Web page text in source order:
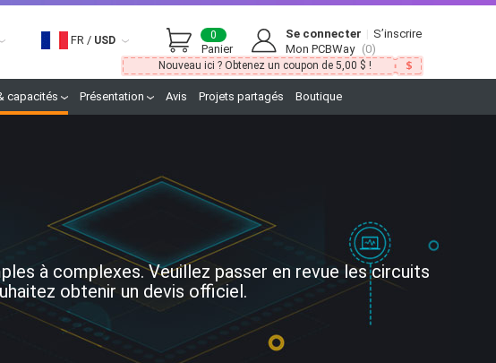
FR / USD
Panier
0 Se connecter
S’inscrire
Mon PCBWay (0)
Nouveau ici ? Obtenez un coupon de 5,00 $ !
capacités Présentation Avis Projets partagés Boutique
à complexes. Veuillez passer en revue les circuits
obtenir un devis officiel.